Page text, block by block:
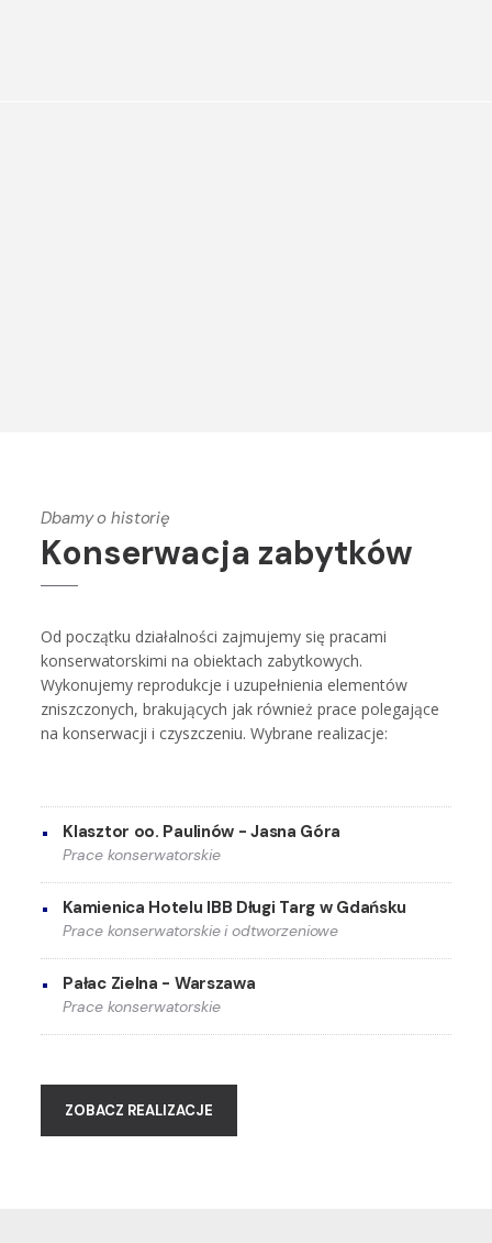
Dbamy o historię
Konserwacja zabytków
Od początku działalności zajmujemy się pracami
konserwatorskimi na obiektach zabytkowych.
Wykonujemy reprodukcje i uzupełnienia elementów
zniszczonych, brakujących jak również prace polegające
na konserwacji i czyszczeniu. Wybrane realizacje:
Klasztor oo. Paulinów - Jasna Góra
Prace konserwatorskie
Kamienica Hotelu IBB Długi Targ w Gdańsku
Prace konserwatorskie i odtworzeniowe
Pałac Zielna - Warszawa
Prace konserwatorskie
ZOBACZ REALIZACJE